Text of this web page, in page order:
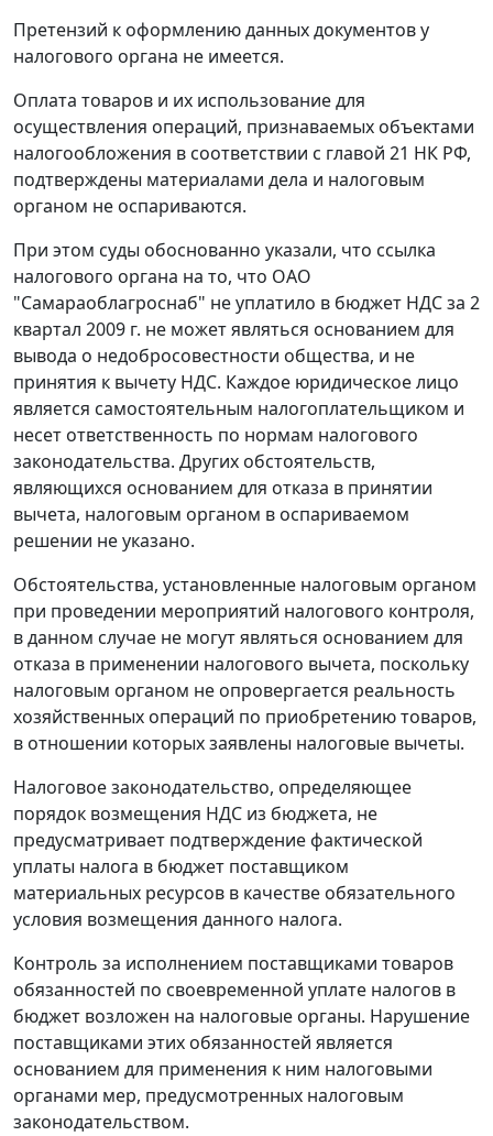
Претензий к оформлению данных документов у
налогового органа не имеется.
Оплата товаров и их использование для
осуществления операций, признаваемых объектами
налогообложения в соответствии с главой 21 НК РФ,
подтверждены материалами дела и налоговым
органом не оспариваются.
При этом суды обоснованно указали, что ссылка
налогового органа на то, что ОАО
"Самараоблагроснаб" не уплатило в бюджет НДС за 2
квартал 2009 г. не может являться основанием для
вывода о недобросовестности общества, и не
принятия к вычету НДС. Каждое юридическое лицо
является самостоятельным налогоплательщиком и
несет ответственность по нормам налогового
законодательства. Других обстоятельств,
являющихся основанием для отказа в принятии
вычета, налоговым органом в оспариваемом
решении не указано.
Обстоятельства, установленные налоговым органом
при проведении мероприятий налогового контроля,
в данном случае не могут являться основанием для
отказа в применении налогового вычета, поскольку
налоговым органом не опровергается реальность
хозяйственных операций по приобретению товаров,
в отношении которых заявлены налоговые вычеты.
Налоговое законодательство, определяющее
порядок возмещения НДС из бюджета, не
предусматривает подтверждение фактической
уплаты налога в бюджет поставщиком
материальных ресурсов в качестве обязательного
условия возмещения данного налога.
Контроль за исполнением поставщиками товаров
обязанностей по своевременной уплате налогов в
бюджет возложен на налоговые органы. Нарушение
поставщиками этих обязанностей является
основанием для применения к ним налоговыми
органами мер, предусмотренных налоговым
законодательством.